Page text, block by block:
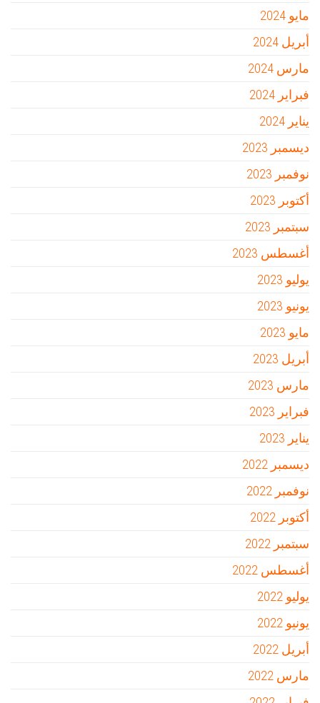
مايو 2024
أبريل 2024
مارس 2024
فبراير 2024
يناير 2024
ديسمبر 2023
نوفمبر 2023
أكتوبر 2023
سبتمبر 2023
أغسطس 2023
يوليو 2023
يونيو 2023
مايو 2023
أبريل 2023
مارس 2023
فبراير 2023
يناير 2023
ديسمبر 2022
نوفمبر 2022
أكتوبر 2022
سبتمبر 2022
أغسطس 2022
يوليو 2022
يونيو 2022
أبريل 2022
مارس 2022